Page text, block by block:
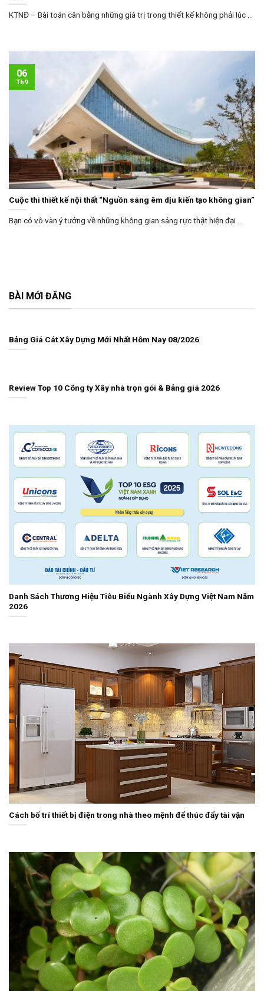
KTNĐ – Bài toán cân bằng những giá trị trong thiết kế không phải lúc ...
Cuộc thi thiết kế nội thất “Nguồn sáng êm dịu kiến tạo không gian”
Bạn có vô vàn ý tưởng về những không gian sáng rực thật hiện đại ...
06
Th9
BÀI MỚI ĐĂNG
Bảng Giá Cát Xây Dựng Mới Nhất Hôm Nay 08/2026
Review Top 10 Công ty Xây nhà trọn gói & Bảng giá 2026
Danh Sách Thương Hiệu Tiêu Biểu Ngành Xây Dựng Việt Nam Năm
2026
Cách bố trí thiết bị điện trong nhà theo mệnh để thúc đẩy tài vận